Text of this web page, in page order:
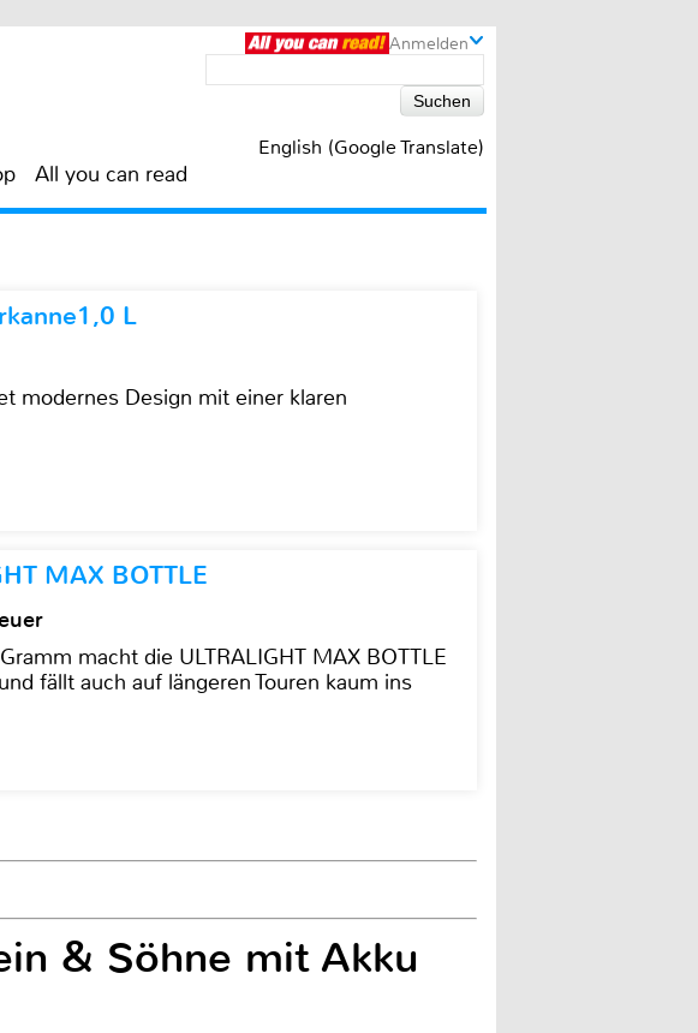
Anmelden
English (Google Translate)
All you can read
L
modernes Design mit einer klaren
MAX BOTTLE
macht die ULTRALIGHT MAX BOTTLE
fällt auch auf längeren Touren kaum ins
& Söhne mit Akku